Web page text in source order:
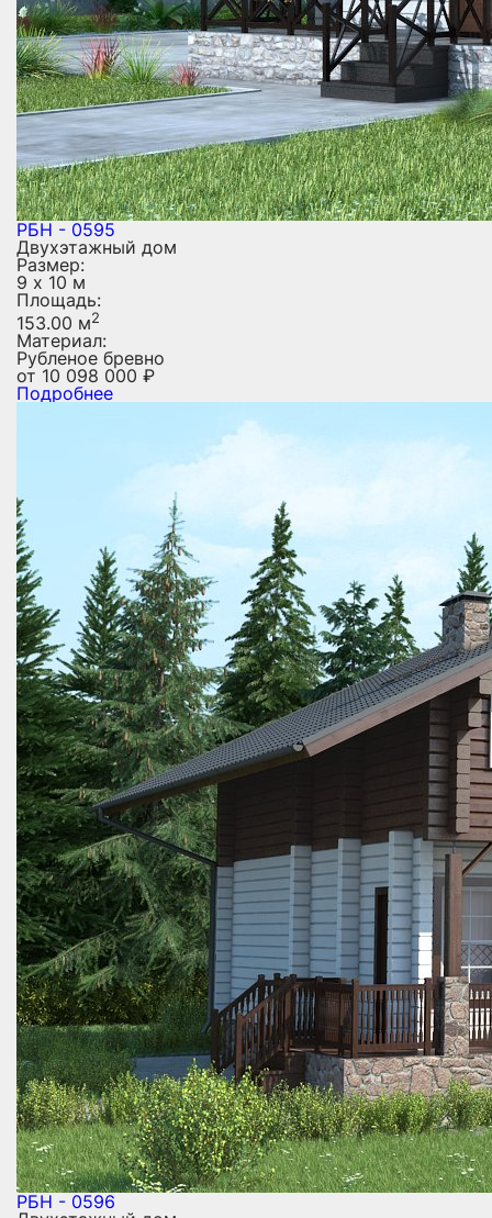
РБН - 0595
Двухэтажный дом
Размер:
9 х 10 м
Площадь:
153.00 м2
Материал:
Рубленое бревно
от 10 098 000 ₽
Подробнее
РБН - 0596